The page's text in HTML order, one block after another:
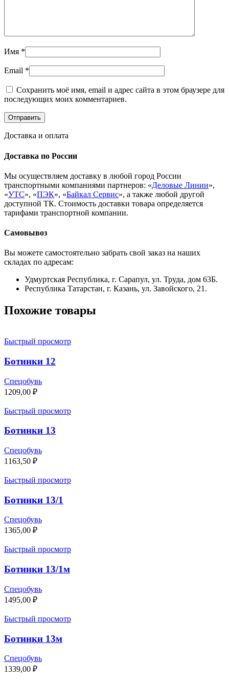
Имя *
Email *
Сохранить моё имя, email и адрес сайта в этом браузере для
последующих моих комментариев.
Доставка и оплата
Доставка по России
Мы осуществляем доставку в любой город России
транспортными компаниями партнеров: «Деловые Линии»,
«УТС», «ПЭК», «Байкал Сервис», а также любой другой
доступной ТК. Стоимость доставки товара определяется
тарифами транспортной компании.
Самовывоз
Вы можете самостоятельно забрать свой заказ на наших
складах по адресам:
Удмуртская Республика, г. Сарапул, ул. Труда, дом 63Б.
Республика Татарстан, г. Казань, ул. Завойского, 21.
Похожие товары
Быстрый просмотр
Ботинки 12
Спецобувь
1209,00 ₽
Быстрый просмотр
Ботинки 13
Спецобувь
1163,50 ₽
Быстрый просмотр
Ботинки 13/1
Спецобувь
1365,00 ₽
Быстрый просмотр
Ботинки 13/1м
Спецобувь
1495,00 ₽
Быстрый просмотр
Ботинки 13м
Спецобувь
1339,00 ₽